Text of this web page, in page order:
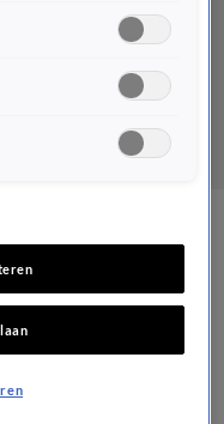
het
is!'